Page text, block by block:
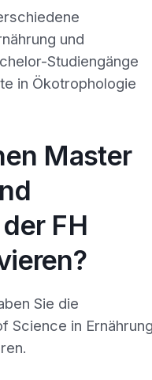
und
Studiengänge
in Ökotrophologie
Master
FH
Sie die
Science in